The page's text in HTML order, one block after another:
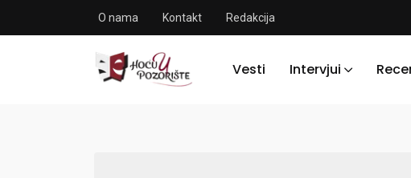
O nama Kontakt Redakcija
Vesti Intervjui